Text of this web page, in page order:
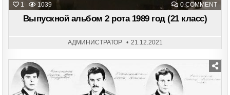
1 1039 0 COMMENTON
(21
Выпускной альбом 2 рота 1989 год (21 класс)
АДМИНИСТРАТОР 21.12.2021
Posted